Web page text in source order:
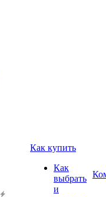
Как купить
Как
выбрать
и